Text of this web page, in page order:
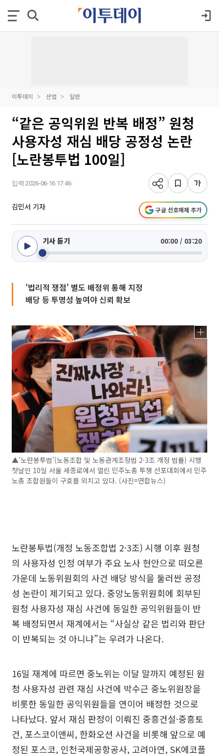
이투데이 산업 일반
“같은 공익위원 반복 배정” 원청
사용자성 재심 배당 공정성 논란
[노란봉투법 100일]
입력 2026-06-16 17:46
김민서 기자 구글 선호매체 추가
기사 듣기 00:00 / 03:20
'법리적 쟁점' 별도 배정위 통해 지정
배당 등 투명성 높여야 신뢰 확보
▲'노란봉투법'(노동조합 및 노동관계조정법 2·3조 개정 법률) 시행
첫날인 10일 서울 세종로에서 열린 민주노총 투쟁 선포대회에서 민주
노총 조합원들이 구호를 외치고 있다. (사진=연합뉴스)
노란봉투법(개정 노동조합법 2·3조) 시행 이후 원청
의 사용자성 인정 여부가 주요 노사 현안으로 떠오른
가운데 노동위원회의 사건 배당 방식을 둘러싼 공정
성 논란이 제기되고 있다. 중앙노동위원회에 회부된
원청 사용자성 재심 사건에 동일한 공익위원들이 반
복 배정되면서 재계에서는 “사실상 같은 법리와 판단
이 반복되는 것 아니냐”는 우려가 나온다.
16일 재계에 따르면 중노위는 이달 말까지 예정된 원
청 사용자성 관련 재심 사건에 박수근 중노위원장을
비롯한 동일한 공익위원들을 연이어 배정한 것으로
나타났다. 앞서 재심 판정이 이뤄진 중흥건설·중흥토
건, 포스코이앤씨, 한화오션 사건을 비롯해 앞으로 예
정된 포스코, 인천국제공항공사, 고려아연, SK에코플